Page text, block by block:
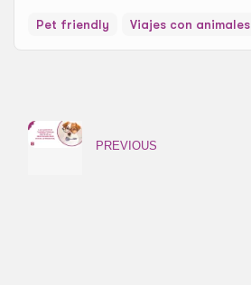
Pet friendly Viajes con animales
PREVIOUS